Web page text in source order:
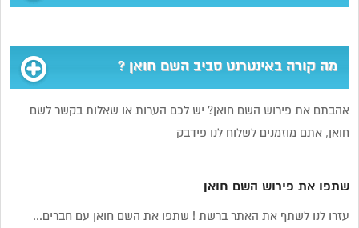
מה קורה באינטרנט סביב השם חואן ?
אהבתם את פירוש השם חואן? יש לכם הערות או שאלות בקשר לשם
חואן, אתם מוזמנים לשלוח לנו פידבק
שתפו את פירוש השם חואן
עזרו לנו לשתף את האתר ברשת ! שתפו את השם חואן עם חברים...